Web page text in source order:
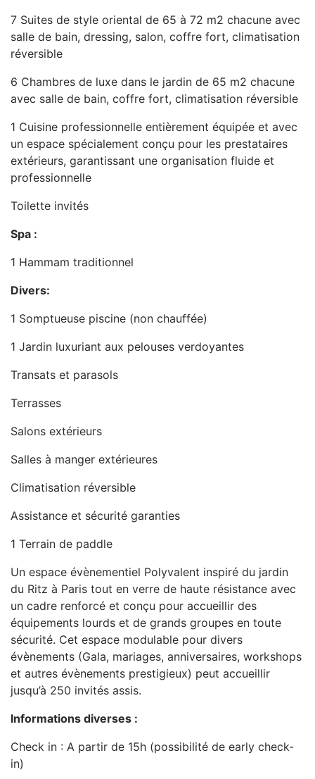
7 Suites de style oriental de 65 à 72 m2 chacune avec
salle de bain, dressing, salon, coffre fort, climatisation
réversible
6 Chambres de luxe dans le jardin de 65 m2 chacune
avec salle de bain, coffre fort, climatisation réversible
1 Cuisine professionnelle entièrement équipée et avec
un espace spécialement conçu pour les prestataires
extérieurs, garantissant une organisation fluide et
professionnelle
Toilette invités
Spa :
1 Hammam traditionnel
Divers:
1 Somptueuse piscine (non chauffée)
1 Jardin luxuriant aux pelouses verdoyantes
Transats et parasols
Terrasses
Salons extérieurs
Salles à manger extérieures
Climatisation réversible
Assistance et sécurité garanties
1 Terrain de paddle
Un espace évènementiel Polyvalent inspiré du jardin
du Ritz à Paris tout en verre de haute résistance avec
un cadre renforcé et conçu pour accueillir des
équipements lourds et de grands groupes en toute
sécurité. Cet espace modulable pour divers
évènements (Gala, mariages, anniversaires, workshops
et autres évènements prestigieux) peut accueillir
jusqu’à 250 invités assis.
Informations diverses :
Check in : A partir de 15h (possibilité de early check-
in)